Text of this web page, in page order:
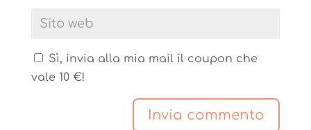
Sì, invia alla mia mail il coupon che
vale 10 €!